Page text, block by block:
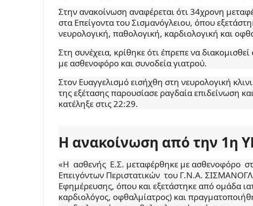
Στην ανακοίνωση αναφέρεται ότι 34χρονη
στα Επείγοντα του Σισμανόγλειου, όπου
νευρολογική, παθολογική, καρδιολογική και
Στη συνέχεια, κρίθηκε ότι έπρεπε να
με ασθενοφόρο και συνοδεία γιατρού.
Στον Ευαγγελισμό εισήχθη στη νευρολογική
της εξέτασης παρουσίασε ραγδαία επιδείνωση
κατέληξε στις 22:29.
Η ανακοίνωση από την 1η
«Η ασθενής Ε.Σ. μεταφέρθηκε με ασθενοφόρο
Επειγόντων Περιστατικών του Γ.Ν.Α.
Εφημέρευσης, όπου και εξετάστηκε από ομάδα
καρδιολόγος, οφθαλμίατρος) και